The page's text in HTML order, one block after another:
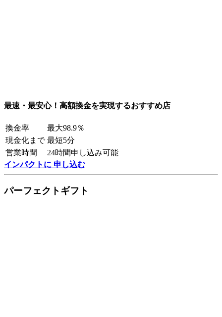
最速・最安心！高額換金を実現するおすすめ店
換金率
最大98.9％
現金化まで 最短5分
営業時間
24時間申し込み可能
インパクトに 申し込む
パーフェクトギフト